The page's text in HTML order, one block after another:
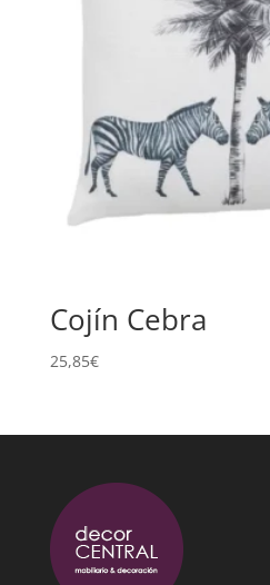
Cojín Cebra
25,85€